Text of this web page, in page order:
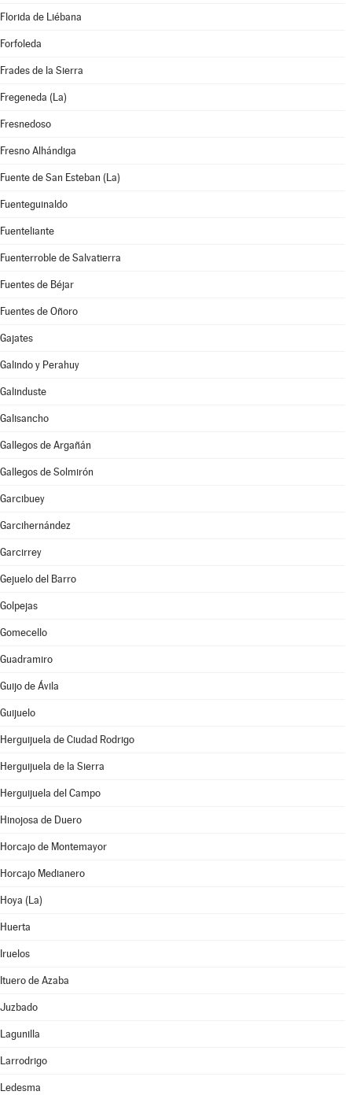
Florida de Liébana
Forfoleda
Frades de la Sierra
Fregeneda (La)
Fresnedoso
Fresno Alhándiga
Fuente de San Esteban (La)
Fuenteguinaldo
Fuenteliante
Fuenterroble de Salvatierra
Fuentes de Béjar
Fuentes de Oñoro
Gajates
Galindo y Perahuy
Galinduste
Galisancho
Gallegos de Argañán
Gallegos de Solmirón
Garcibuey
Garcihernández
Garcirrey
Gejuelo del Barro
Golpejas
Gomecello
Guadramiro
Guijo de Ávila
Guijuelo
Herguijuela de Ciudad Rodrigo
Herguijuela de la Sierra
Herguijuela del Campo
Hinojosa de Duero
Horcajo de Montemayor
Horcajo Medianero
Hoya (La)
Huerta
Iruelos
Ituero de Azaba
Juzbado
Lagunilla
Larrodrigo
Ledesma